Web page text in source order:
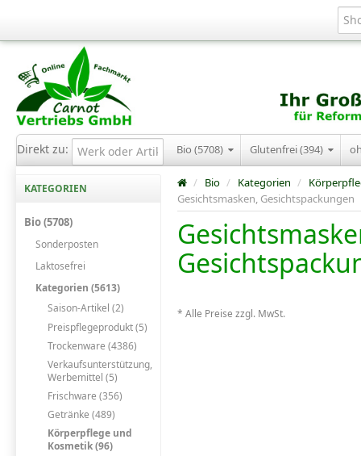
Direkt zu: Bio (5708) Glutenfrei (394)
KATEGORIEN
Bio (5708)
Sonderposten
Laktosefrei
Kategorien (5613)
Saison-Artikel (2)
Preispflegeprodukt (5)
Trockenware (4386)
Verkaufsunterstützung,
Werbemittel (5)
Frischware (356)
Getränke (489)
Körperpflege und
Kosmetik (96)
/ Bio / Kategorien /
Gesichtsmasken, Gesichtspackungen
* Alle Preise zzgl. MwSt.